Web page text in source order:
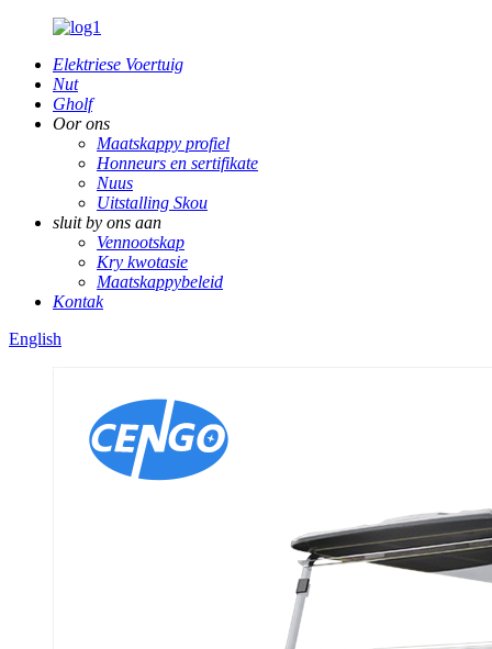
Elektriese Voertuig
Nut
Gholf
Oor ons
Maatskappy profiel
Honneurs en sertifikate
Nuus
Uitstalling Skou
sluit by ons aan
Vennootskap
Kry kwotasie
Maatskappybeleid
Kontak
English